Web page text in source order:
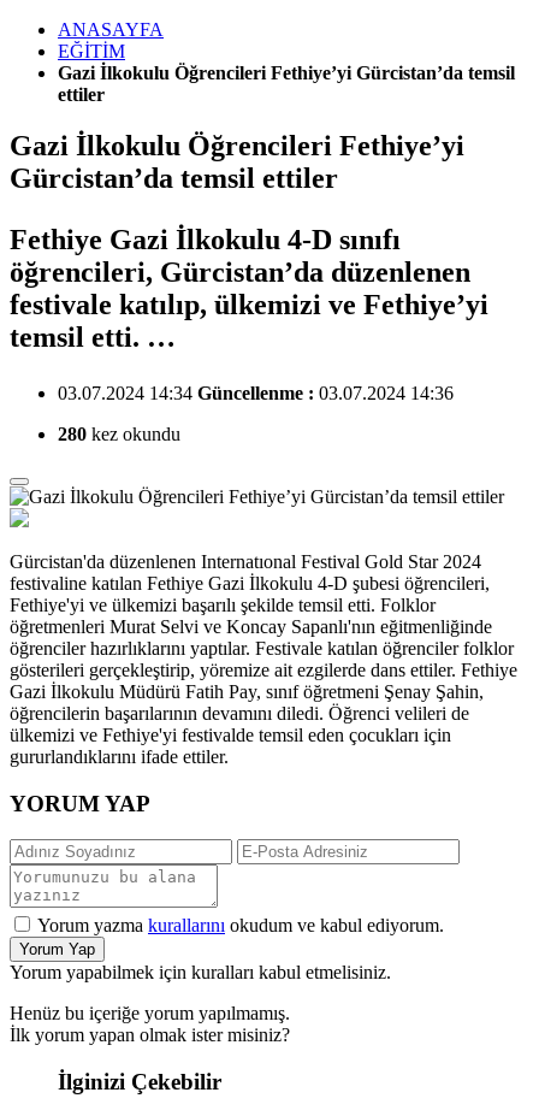
ANASAYFA
EĞİTİM
Gazi İlkokulu Öğrencileri Fethiye’yi Gürcistan’da temsil
ettiler
Gazi İlkokulu Öğrencileri Fethiye’yi
Gürcistan’da temsil ettiler
Fethiye Gazi İlkokulu 4-D sınıfı
öğrencileri, Gürcistan’da düzenlenen
festivale katılıp, ülkemizi ve Fethiye’yi
temsil etti. …
03.07.2024 14:34 Güncellenme : 03.07.2024 14:36
280 kez okundu
Gürcistan'da düzenlenen Internatıonal Festival Gold Star 2024
festivaline katılan Fethiye Gazi İlkokulu 4-D şubesi öğrencileri,
Fethiye'yi ve ülkemizi başarılı şekilde temsil etti. Folklor
öğretmenleri Murat Selvi ve Koncay Sapanlı'nın eğitmenliğinde
öğrenciler hazırlıklarını yaptılar. Festivale katılan öğrenciler folklor
gösterileri gerçekleştirip, yöremize ait ezgilerde dans ettiler. Fethiye
Gazi İlkokulu Müdürü Fatih Pay, sınıf öğretmeni Şenay Şahin,
öğrencilerin başarılarının devamını diledi. Öğrenci velileri de
ülkemizi ve Fethiye'yi festivalde temsil eden çocukları için
gururlandıklarını ifade ettiler.
YORUM YAP
Yorum yazma kurallarını okudum ve kabul ediyorum.
Yorum Yap
Yorum yapabilmek için kuralları kabul etmelisiniz.
Henüz bu içeriğe yorum yapılmamış.
İlk yorum yapan olmak ister misiniz?
İlginizi Çekebilir